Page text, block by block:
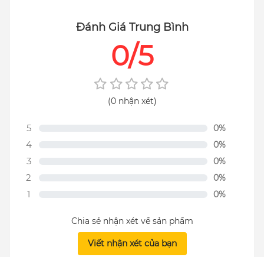
Đánh Giá Trung Bình
0/5
(0 nhận xét)
5 0%
4 0%
3 0%
2 0%
1 0%
Chia sẻ nhận xét về sản phẩm
Viết nhận xét của bạn